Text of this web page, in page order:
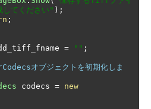
してください" );
;
= "" ;
オブジェクトを初期化しま
codecs = new